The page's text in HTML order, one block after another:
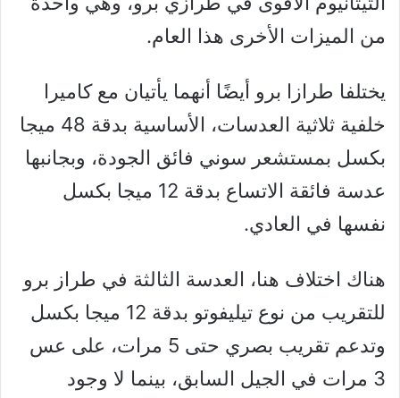
من الميزات الأخرى هذا العام.
يختلفا طرازا برو أيضًا أنهما يأتيان مع كاميرا
خلفية ثلاثية العدسات، الأساسية بدقة 48 ميجا
بكسل بمستشعر سوني فائق الجودة، وبجانبها
عدسة فائقة الاتساع بدقة 12 ميجا بكسل
نفسها في العادي.
هناك اختلاف هنا، العدسة الثالثة في طراز برو
للتقريب من نوع تيليفوتو بدقة 12 ميجا بكسل
وتدعم تقريب بصري حتى 5 مرات، على عس
3 مرات في الجيل السابق، بينما لا وجود